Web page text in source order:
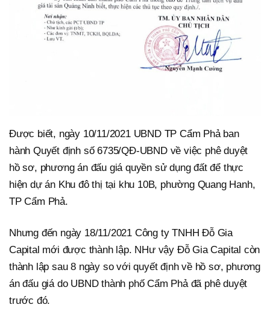
Được biết, ngày 10/11/2021 UBND TP Cẩm Phả ban
hành Quyết định số 6735/QĐ-UBND về việc phê duyệt
hồ sơ, phương án đấu giá quyền sử dụng đất để thực
hiện dự án Khu đô thị tại khu 10B, phường Quang Hanh,
TP Cẩm Phả.
Nhưng đến ngày 18/11/2021 Công ty TNHH Đỗ Gia
Capital mới được thành lập. NHư vậy Đỗ Gia Capital còn
thành lập sau 8 ngày so với quyết định về hồ sơ, phương
án đấu giá do UBND thành phố Cẩm Phả đã phê duyệt
trước đó.